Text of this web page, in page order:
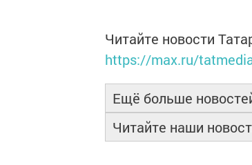
Читайте новости
https://max.ru/
Ещё больше
Читайте наши